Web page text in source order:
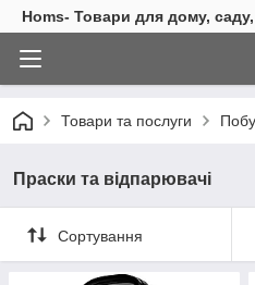
Homs- Товари для дому,
Товари та послуги
Праски та відпарювачі
Сортування